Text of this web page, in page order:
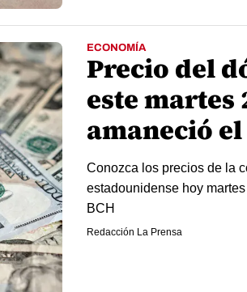
ECONOMÍA
Precio del
este martes
amaneció
Conozca los precios de la
estadounidense hoy
BCH
Redacción La Prensa